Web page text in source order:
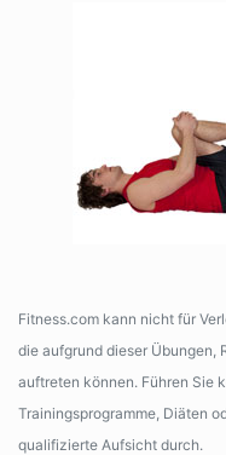
Fitness.com kann nicht für
die aufgrund dieser Übungen,
auftreten können. Führen Sie
Trainingsprogramme, Diäten
qualifizierte Aufsicht durch.